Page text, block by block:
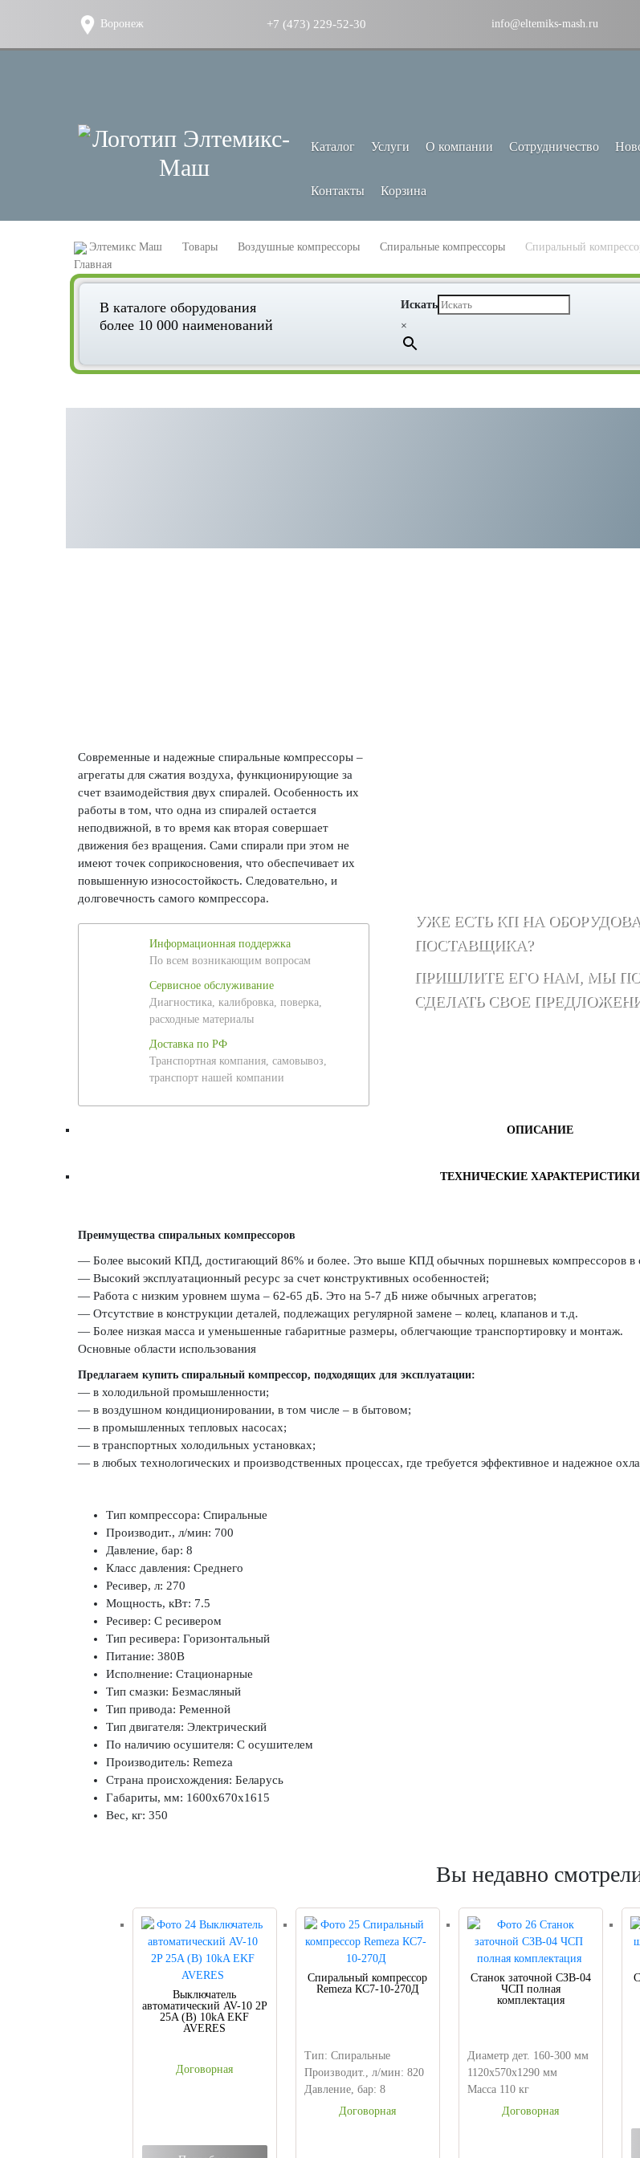
Воронеж +7 (473) 229-52-30 info@eltemiks-mash.ru
Каталог Услуги О компании Сотрудничество
Контакты Корзина
Элтемикс Маш Товары Воздушные компрессоры Спиральные компрессоры Спиральный
В каталоге оборудования
более 10 000 наименований
Искать
×
Современные и надежные спиральные компрессоры –
агрегаты для сжатия воздуха, функционирующие за
счет взаимодействия двух спиралей. Особенность их
работы в том, что одна из спиралей остается
неподвижной, в то время как вторая совершает
движения без вращения. Сами спирали при этом не
имеют точек соприкосновения, что обеспечивает их
повышенную износостойкость. Следовательно, и
долговечность самого компрессора.
Информационная поддержка
По всем возникающим вопросам
Сервисное обслуживание
Диагностика, калибровка, поверка,
расходные материалы
Доставка по РФ
Транспортная компания, самовывоз,
транспорт нашей компании
УЖЕ ЕСТЬ КП НА
ПОСТАВЩИКА?
ПРИШЛИТЕ ЕГО НАМ, МЫ
СДЕЛАТЬ СВОЕ
ОПИСАНИЕ
ТЕХНИЧЕСКИЕ ХАРАКТЕРИСТИКИ
Преимущества спиральных компрессоров
— Более высокий КПД, достигающий 86% и более. Это выше КПД обычных поршневых компрессоров в
— Высокий эксплуатационный ресурс за счет конструктивных особенностей;
— Работа с низким уровнем шума – 62-65 дБ. Это на 5-7 дБ ниже обычных агрегатов;
— Отсутствие в конструкции деталей, подлежащих регулярной замене – колец, клапанов и т.д.
— Более низкая масса и уменьшенные габаритные размеры, облегчающие транспортировку и монтаж.
Основные области использования
Предлагаем купить спиральный компрессор, подходящих для эксплуатации:
— в холодильной промышленности;
— в воздушном кондиционировании, в том числе – в бытовом;
— в промышленных тепловых насосах;
— в транспортных холодильных установках;
— в любых технологических и производственных процессах, где требуется эффективное и надежное
Тип компрессора: Спиральные
Производит., л/мин: 700
Давление, бар: 8
Класс давления: Среднего
Ресивер, л: 270
Мощность, кВт: 7.5
Ресивер: С ресивером
Тип ресивера: Горизонтальный
Питание: 380В
Исполнение: Стационарные
Тип смазки: Безмасляный
Тип привода: Ременной
Тип двигателя: Электрический
По наличию осушителя: С осушителем
Производитель: Remeza
Страна происхождения: Беларусь
Габариты, мм: 1600x670x1615
Вес, кг: 350
Вы недавно
Выключатель
автоматический AV-10 2P
25A (B) 10kA EKF
AVERES
Договорная
Спиральный компрессор
Remeza КС7-10-270Д
Тип: Спиральные
Производит., л/мин: 820
Давление, бар: 8
Договорная
Станок заточной СЗВ-04
ЧСП полная
комплектация
Диаметр дет. 160-300 мм
1120х570х1290 мм
Масса 110 кг
Договорная